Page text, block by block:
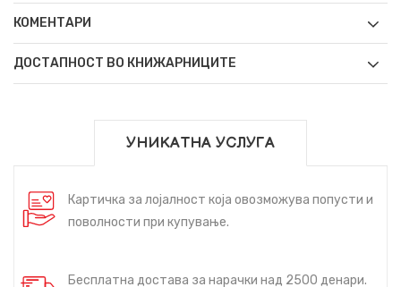
КОМЕНТАРИ
ДОСТАПНОСТ ВО КНИЖАРНИЦИТЕ
УНИКАТНА УСЛУГА
Картичка за лојалност која овозможува попусти и
поволности при купување.
Бесплатна достава за нарачки над 2500 денари.